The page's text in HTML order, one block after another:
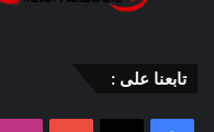
تابعنا على :